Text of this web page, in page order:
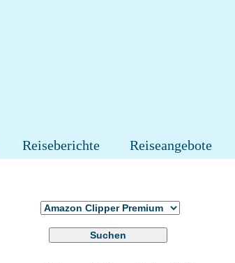
Reiseberichte Reiseangebote